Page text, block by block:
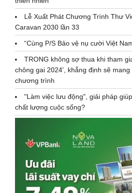
Lễ Xuất Phát Chương Trình Thư
Caravan 2030 lần 33
“Cùng P/S Bảo vệ nụ cười Việt
TRONG không sợ thua khi tham
chông gai 2024', khẳng định sẽ
chương trình
"Làm việc lưu động", giải pháp
chất lượng cuộc sống?